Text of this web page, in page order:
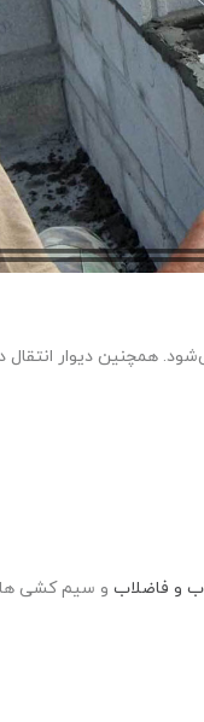
همچنین دیوار
و فاضلاب و سیم کشی